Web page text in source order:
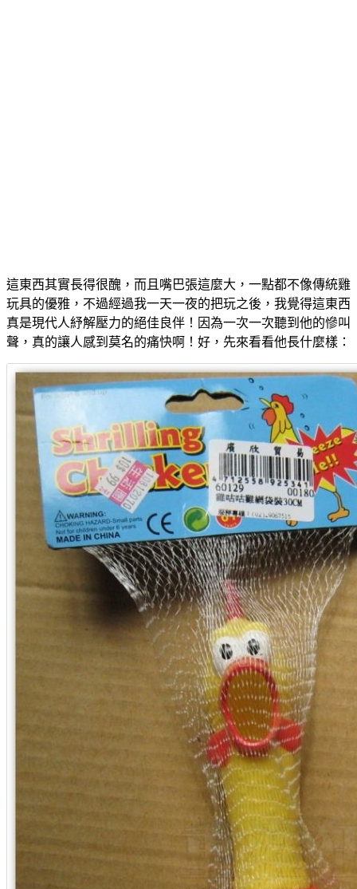
這東西其實長得很醜，而且嘴巴張這麼大，一點都不像傳統雞
玩具的優雅，不過經過我一天一夜的把玩之後，我覺得這東西
真是現代人紓解壓力的絕佳良伴！因為一次一次聽到他的慘叫
聲，真的讓人感到莫名的痛快啊！好，先來看看他長什麼樣：